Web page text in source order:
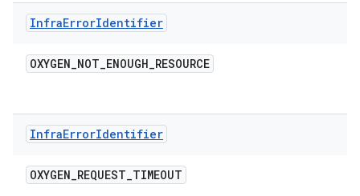
InfraErrorIdentifier
OXYGEN_NOT_ENOUGH_RESOURCE
InfraErrorIdentifier
OXYGEN_REQUEST_TIMEOUT